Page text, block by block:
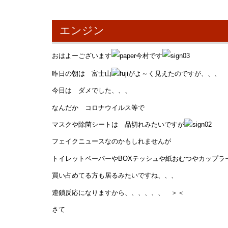
エンジン
おはよーございます 今村です
昨日の朝は 富士山 がよ～く見えたのですが、、、
今日は ダメでした、、、
なんだか コロナウイルス等で
マスクや除菌シートは 品切れみたいですが
フェイクニュースなのかもしれませんが
トイレットペーパーやBOXテッシュや紙おむつやカップラ
買い占めてる方も居るみたいですね、、、
連鎖反応になりますから、、、、、、 ＞＜
さて